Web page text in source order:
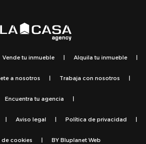
Vende tu inmueble | Alquila tu inmueble |
a nosotros | Trabaja con nosotros |
Encuentra tu agencia |
| Aviso legal | Política de privacidad |
cookies | BY Bluplanet Web